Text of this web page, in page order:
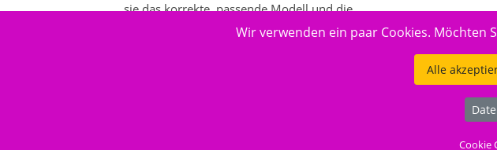
sie das korrekte, passende Modell und die
dazu passenden Produkte auswählenWir verwenden ein paar Cookies. Möchten
Alle
Cookie